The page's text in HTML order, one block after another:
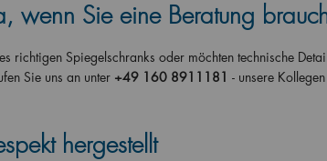
wenn Sie eine Beratung
richtigen Spiegelschranks oder möchten technische
Sie uns an unter +49 160 8911181 - unsere
hergestellt